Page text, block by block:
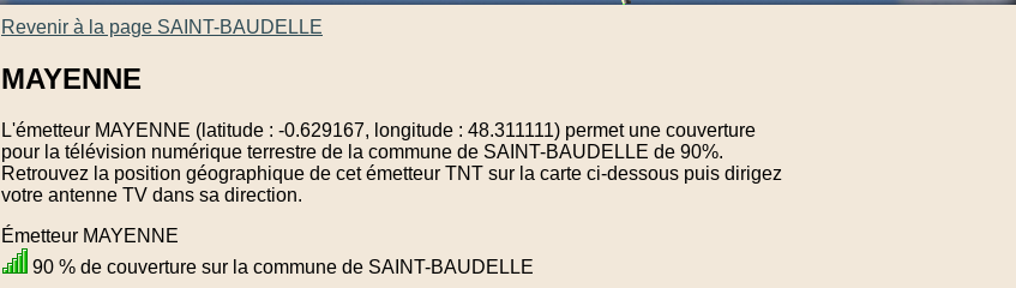
Revenir à la page SAINT-BAUDELLE
MAYENNE
L'émetteur MAYENNE (latitude : -0.629167, longitude : 48.311111) permet une couverture
pour la télévision numérique terrestre de la commune de SAINT-BAUDELLE de 90%.
Retrouvez la position géographique de cet émetteur TNT sur la carte ci-dessous puis dirigez
votre antenne TV dans sa direction.
Émetteur MAYENNE
90 % de couverture sur la commune de SAINT-BAUDELLE